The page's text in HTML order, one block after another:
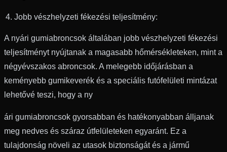
Jobb vészhelyzeti fékezési teljesítmény:
A nyári gumiabroncsok általában jobb vészhelyzeti fékezési
teljesítményt nyújtanak a magasabb hőmérsékleteken, mint a
négyévszakos abroncsok. A melegebb időjárásban a
keményebb gumikeverék és a speciális futófelületi mintázat
lehetővé teszi, hogy a ny
ári gumiabroncsok gyorsabban és hatékonyabban álljanak
meg nedves és száraz útfelületeken egyaránt. Ez a
tulajdonság növeli az utasok biztonságát és a jármű